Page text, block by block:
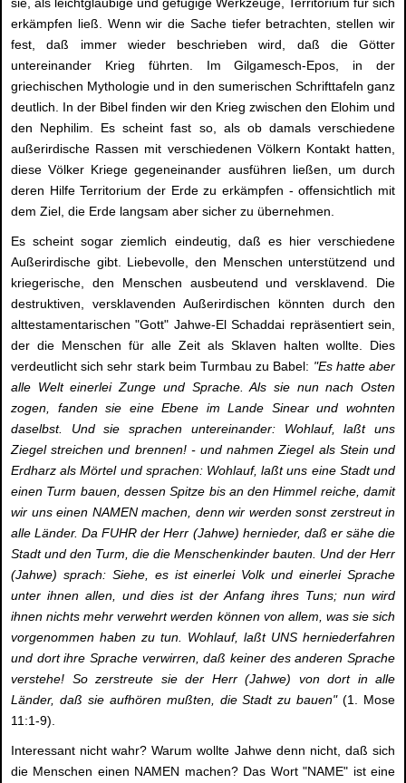
erkämpfen ließ. Wenn wir die Sache tiefer betrachten, stellen wir
fest, daß immer wieder beschrieben wird, daß die Götter
untereinander Krieg führten. Im Gilgamesch-Epos, in der
griechischen Mythologie und in den sumerischen Schrifttafeln ganz
deutlich. In der Bibel finden wir den Krieg zwischen den Elohim und
den Nephilim. Es scheint fast so, als ob damals verschiedene
außerirdische Rassen mit verschiedenen Völkern Kontakt hatten,
diese Völker Kriege gegeneinander ausführen ließen, um durch
deren Hilfe Territorium der Erde zu erkämpfen - offensichtlich mit
dem Ziel, die Erde langsam aber sicher zu übernehmen.
Es scheint sogar ziemlich eindeutig, daß es hier verschiedene
Außerirdische gibt. Liebevolle, den Menschen unterstützend und
kriegerische, den Menschen ausbeutend und versklavend. Die
destruktiven, versklavenden Außerirdischen könnten durch den
alttestamentarischen "Gott" Jahwe-El Schaddai repräsentiert sein,
der die Menschen für alle Zeit als Sklaven halten wollte. Dies
verdeutlicht sich sehr stark beim Turmbau zu Babel: "Es hatte aber
alle Welt einerlei Zunge und Sprache. Als sie nun nach Osten
zogen, fanden sie eine Ebene im Lande Sinear und wohnten
daselbst. Und sie sprachen untereinander: Wohlauf, laßt uns
Ziegel streichen und brennen! - und nahmen Ziegel als Stein und
Erdharz als Mörtel und sprachen: Wohlauf, laßt uns eine Stadt und
einen Turm bauen, dessen Spitze bis an den Himmel reiche, damit
wir uns einen NAMEN machen, denn wir werden sonst zerstreut in
alle Länder. Da FUHR der Herr (Jahwe) hernieder, daß er sähe die
Stadt und den Turm, die die Menschenkinder bauten. Und der Herr
(Jahwe) sprach: Siehe, es ist einerlei Volk und einerlei Sprache
unter ihnen allen, und dies ist der Anfang ihres Tuns; nun wird
ihnen nichts mehr verwehrt werden können von allem, was sie sich
vorgenommen haben zu tun. Wohlauf, laßt UNS herniederfahren
und dort ihre Sprache verwirren, daß keiner des anderen Sprache
verstehe! So zerstreute sie der Herr (Jahwe) von dort in alle
Länder, daß sie aufhören mußten, die Stadt zu bauen"(1. Mose
11:1-9).
Interessant nicht wahr? Warum wollte Jahwe denn nicht, daß sich
die Menschen einen NAMEN machen? Das Wort "NAME" ist eine